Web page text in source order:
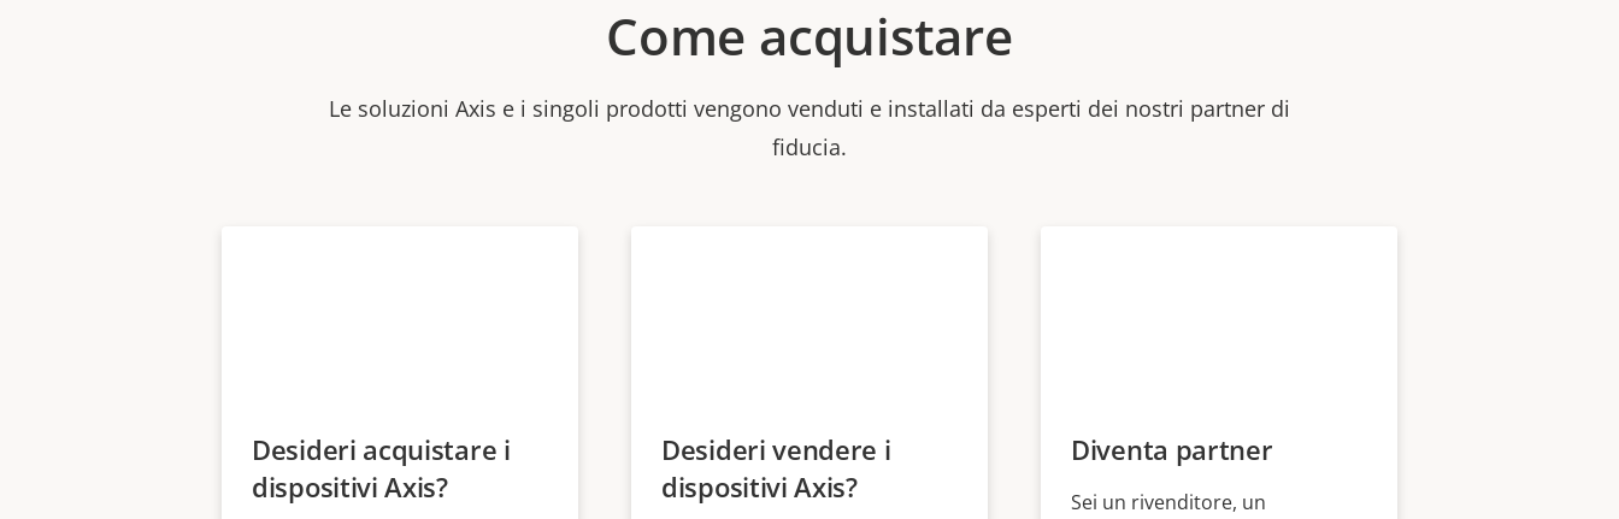
Come acquistare
Le soluzioni Axis e i singoli prodotti vengono venduti e installati da esperti dei nostri partner di
fiducia.
Desideri acquistare i
dispositivi Axis?
Desideri vendere i
dispositivi Axis?
Diventa partner
Sei un rivenditore, un